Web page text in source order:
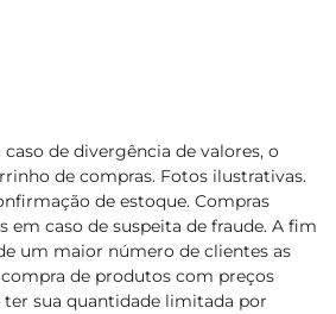
de divergência de valores, o
de compras. Fotos ilustrativas.
de estoque. Compras
em caso de suspeita de fraude. A fim
um maior número de clientes as
de produtos com preços
sua quantidade limitada por